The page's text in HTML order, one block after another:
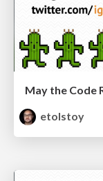
May the Code
etolstoy